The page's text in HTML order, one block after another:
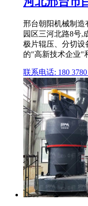
邢台朝阳机械制造
园区三河北路8号,
极片辊压、分切设
的"高新技术企业"
联系电话: 180 3780